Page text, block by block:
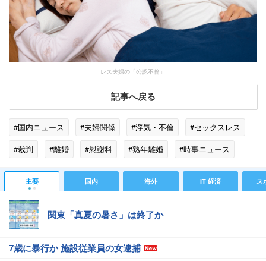
レス夫婦の「公認不倫」
記事へ戻る
#国内ニュース #夫婦関係 #浮気・不倫
#セックスレス
#裁判
#離婚 #慰謝料 #熟年離婚 #時事ニュース
主要 国内 海外 IT 経済 ス
関東「真夏の暑さ」は終了か
7歳に暴行か 施設従業員の女逮捕